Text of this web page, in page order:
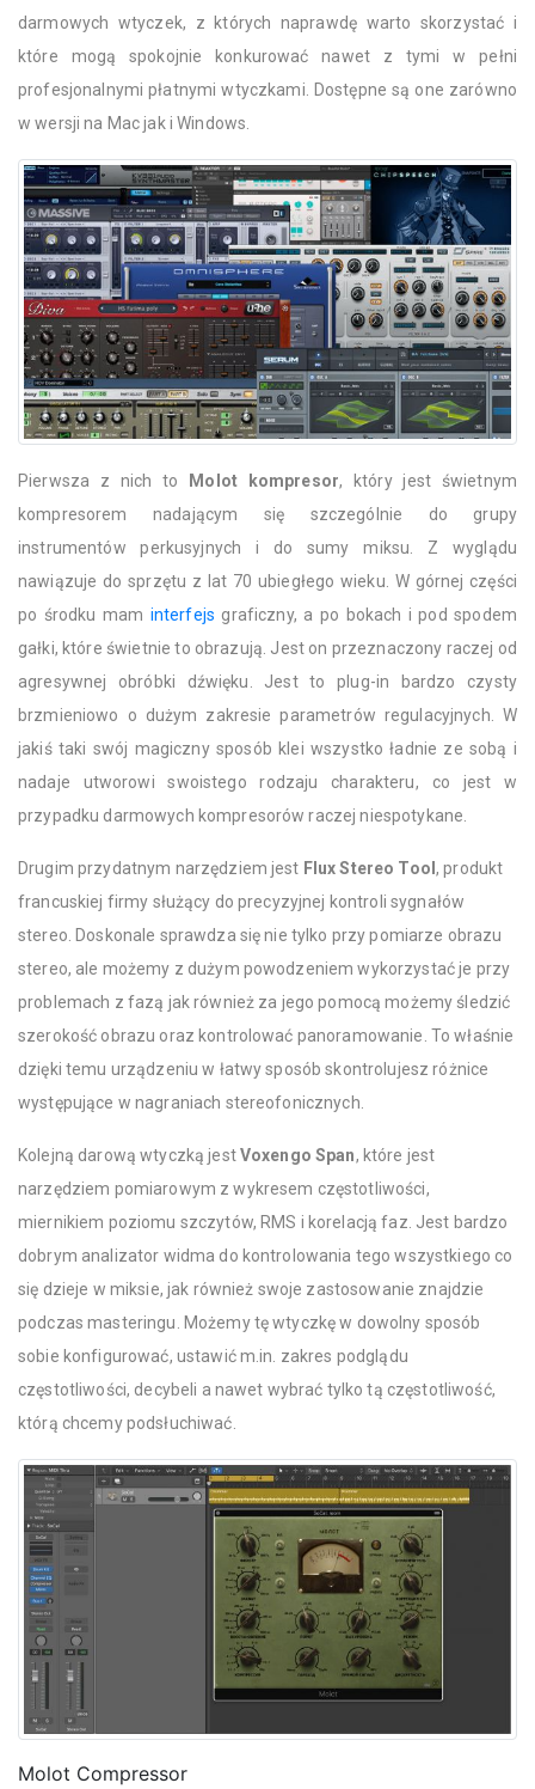
darmowych wtyczek, z których naprawdę warto skorzystać i
które mogą spokojnie konkurować nawet z tymi w pełni
profesjonalnymi płatnymi wtyczkami. Dostępne są one zarówno
w wersji na Mac jak i Windows.
Pierwsza z nich to Molot kompresor, który jest świetnym
kompresorem nadającym się szczególnie do grupy
instrumentów perkusyjnych i do sumy miksu. Z wyglądu
nawiązuje do sprzętu z lat 70 ubiegłego wieku. W górnej części
po środku mam interfejs graficzny, a po bokach i pod spodem
gałki, które świetnie to obrazują. Jest on przeznaczony raczej od
agresywnej obróbki dźwięku. Jest to plug-in bardzo czysty
brzmieniowo o dużym zakresie parametrów regulacyjnych. W
jakiś taki swój magiczny sposób klei wszystko ładnie ze sobą i
nadaje utworowi swoistego rodzaju charakteru, co jest w
przypadku darmowych kompresorów raczej niespotykane.
Drugim przydatnym narzędziem jest Flux Stereo Tool, produkt
francuskiej firmy służący do precyzyjnej kontroli sygnałów
stereo. Doskonale sprawdza się nie tylko przy pomiarze obrazu
stereo, ale możemy z dużym powodzeniem wykorzystać je przy
problemach z fazą jak również za jego pomocą możemy śledzić
szerokość obrazu oraz kontrolować panoramowanie. To właśnie
dzięki temu urządzeniu w łatwy sposób skontrolujesz różnice
występujące w nagraniach stereofonicznych.
Kolejną darową wtyczką jestVoxengo Span, które jest
narzędziem pomiarowym z wykresem częstotliwości,
miernikiem poziomu szczytów, RMS i korelacją faz. Jest bardzo
dobrym analizator widma do kontrolowania tego wszystkiego co
się dzieje w miksie, jak również swoje zastosowanie znajdzie
podczas masteringu. Możemy tę wtyczkę w dowolny sposób
sobie konfigurować, ustawić m.in. zakres podglądu
częstotliwości, decybeli a nawet wybrać tylko tą częstotliwość,
którą chcemy podsłuchiwać.
Molot Compressor